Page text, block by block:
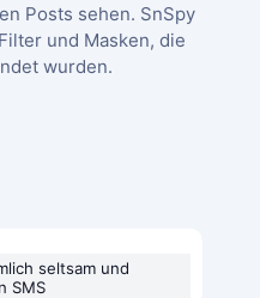
seltsam und
SMS
Posts sehen. SnSpy
und Masken, die
wurden.